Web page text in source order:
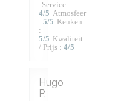
Service :
4/5 Atmosfeer
: 5/5 Keuken
:
5/5 Kwaliteit
/ Prijs : 4/5
Hugo
P